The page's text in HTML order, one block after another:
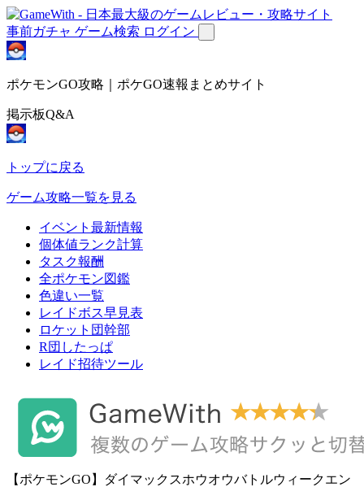
事前ガチャ ゲーム検索 ログイン
ポケモンGO攻略｜ポケGO速報まとめサイト
掲示板Q&A
トップに戻る
ゲーム攻略一覧を見る
イベント最新情報
個体値ランク計算
タスク報酬
全ポケモン図鑑
色違い一覧
レイドボス早見表
ロケット団幹部
R団したっぱ
レイド招待ツール
【ポケモンGO】ダイマックスホウオウバトルウィークエン